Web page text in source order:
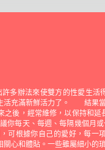
多辦法來使雙方的性愛生
活充滿新鮮活力了。 結果
之後，經常維修，以保持和
你每天、每週、每隔幾個月
，可根據你自己的愛好，每
心和體貼。一些雖屬細小